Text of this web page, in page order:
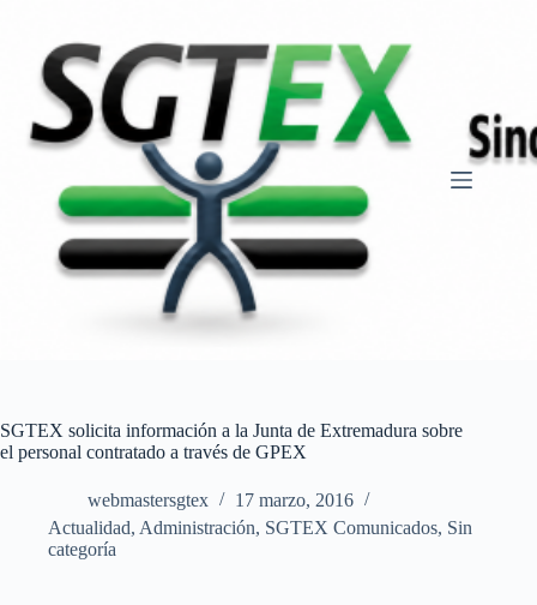
contenido
SGTEX solicita información a la Junta de Extremadura sobre
el personal contratado a través de GPEX
webmastersgtex
17 marzo, 2016
Actualidad, Administración, SGTEX Comunicados, Sin
categoría